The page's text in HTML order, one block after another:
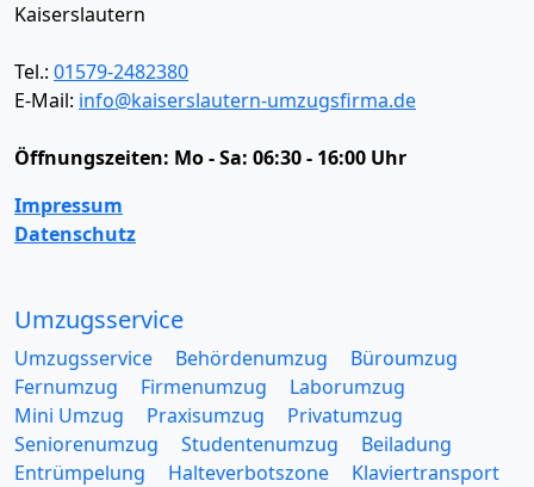
Kaiserslautern
Tel.: 01579-2482380
E-Mail: info@kaiserslautern-umzugsfirma.de
Öffnungszeiten: Mo - Sa: 06:30 - 16:00 Uhr
Impressum
Datenschutz
Umzugsservice
Umzugsservice Behördenumzug
Büroumzug
Fernumzug
Firmenumzug
Laborumzug
Mini Umzug
Praxisumzug
Privatumzug
Seniorenumzug
Studentenumzug
Beiladung
Entrümpelung
Halteverbotszone
Klaviertransport